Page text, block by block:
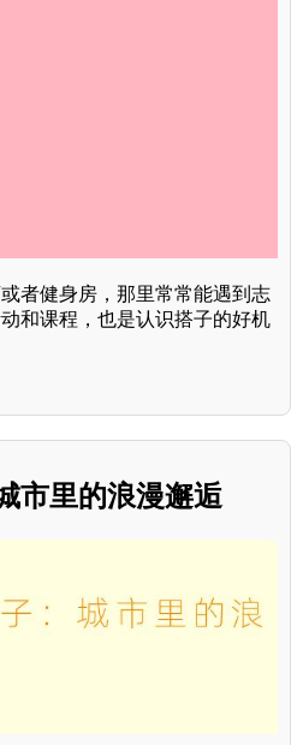
者健身房，那里常常能遇到志
和课程，也是认识搭子的好机
市里的浪漫邂逅